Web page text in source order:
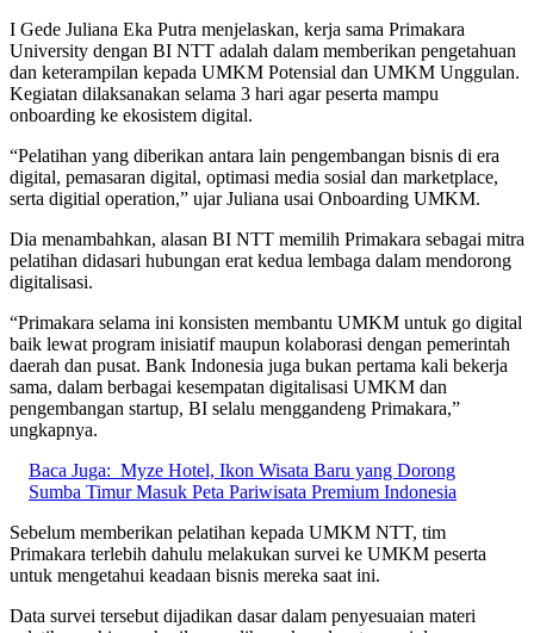
I Gede Juliana Eka Putra menjelaskan, kerja sama Primakara
University dengan BI NTT adalah dalam memberikan pengetahuan
dan keterampilan kepada UMKM Potensial dan UMKM Unggulan.
Kegiatan dilaksanakan selama 3 hari agar peserta mampu
onboarding ke ekosistem digital.
“Pelatihan yang diberikan antara lain pengembangan bisnis di era
digital, pemasaran digital, optimasi media sosial dan marketplace,
serta digitial operation,” ujar Juliana usai Onboarding UMKM.
Dia menambahkan, alasan BI NTT memilih Primakara sebagai mitra
pelatihan didasari hubungan erat kedua lembaga dalam mendorong
digitalisasi.
“Primakara selama ini konsisten membantu UMKM untuk go digital
baik lewat program inisiatif maupun kolaborasi dengan pemerintah
daerah dan pusat. Bank Indonesia juga bukan pertama kali bekerja
sama, dalam berbagai kesempatan digitalisasi UMKM dan
pengembangan startup, BI selalu menggandeng Primakara,”
ungkapnya.
Baca Juga: Myze Hotel, Ikon Wisata Baru yang Dorong
Sumba Timur Masuk Peta Pariwisata Premium Indonesia
Sebelum memberikan pelatihan kepada UMKM NTT, tim
Primakara terlebih dahulu melakukan survei ke UMKM peserta
untuk mengetahui keadaan bisnis mereka saat ini.
Data survei tersebut dijadikan dasar dalam penyesuaian materi